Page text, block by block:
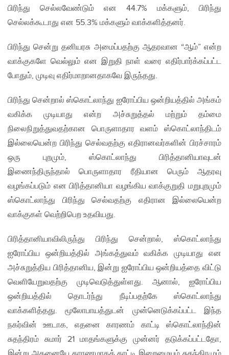
பிரிந்து செல்லவேண்டும் என 44.7% மக்களும், பிரிந்து
செல்லக்கூடாது என 55.3% மக்களும் வாக்களித்தனர்.
பிரிந்து சென்று தனியரசு அமைப்பதற்கு ஆதரவான “ஆம்” என்ற
வாக்குகளே வெல்லும் என இறுதி நாள் வரை எதிர்பார்க்கப்பட்ட
போதும், முடிவு எதிர்மாறானதாகவே இருந்தது.
பிரிந்து சென்றால் ஸ்கொட்லாந்து ஐரோப்பிய ஒன்றியத்தில் அங்கம்
வகிக்க முடியாது என்ற அச்சுறுத்தல் மற்றும் தம்மை
நிலைநிறுத்துவதற்கான பொருளாதார வளம் ஸ்கொட்லாந்திடம்
இல்லையென்ற பிரிந்து செல்வதற்கு எதிரானவர்களின் பிரச்சாரம்
ஒரு புறமும், ஸ்கொட்லாந்து பிரித்தானியாவுடன்
இணைந்திருந்தால் பொருளாதார ரீதியான பெரும் ஆதரவு
வழங்கப்படும் என பிரித்தானியா வழங்கிய வாக்குறுதி மறுபுறமும்
ஸ்கொட்லாந்து பிரிந்து செல்வதற்கு எதிரான இல்லையென்ற
வாக்குகள் வெற்றிபெற உதவியது.
பிரித்தானியாவிலிருந்து பிரிந்து சென்றால், ஸ்கொட்லாந்து
ஐரோப்பிய ஒன்றியத்தில் அங்கத்துவம் வகிக்க முடியாது என
அச்சுறுத்திய பிரித்தானிய, இன்று ஐரோப்பிய ஒன்றியத்தை விட்டு
வெளியேறுவதற்கு முடிவெடுத்துள்ளது. ஆனால், ஐரோப்பிய
ஒன்றியத்தில் தொடர்ந்து நீடிப்பதற்கே ஸ்கொட்லாந்து
வாக்களித்தது. மூலோபாயத்துடன் முன்னெடுக்கப்பட்ட இந்த
நகர்வின் ஊடாக, எதனை காரணம் காட்டி ஸ்கொட்லாந்தின்
சுதந்திரம் சுமார் 21 மாதங்களுக்கு முன்னர் தடுக்கப்பட்டதோ,